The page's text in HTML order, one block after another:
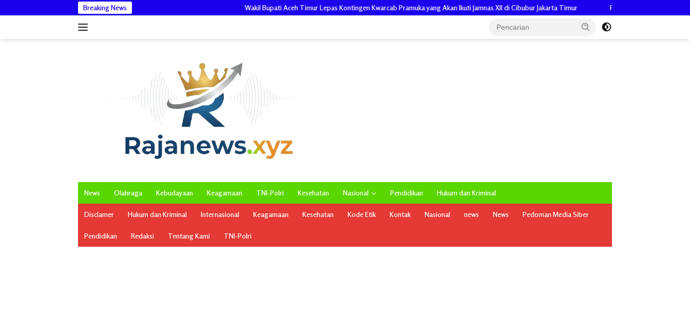
ke
Breaking News Wakil Bupati Aceh Timur Lepas Kontingen Kwarcab Pramuka yang Akan Ikuti Jamnas XII di Cibubur Jakarta Timur Pengabdian Penuh Makna, Keuchik Zuliadi, Ajak
News Olahraga Kebudayaan Keagamaan TNI-Polri Kesehatan Nasional Pendidikan Hukum dan Kriminal
Disclamer Hukum dan Kriminal Internasional Keagamaan Kesehatan Kode Etik Kontak Nasional news News Pedoman Media Siber
Pendidikan Redaksi Tentang Kami TNI-Polri